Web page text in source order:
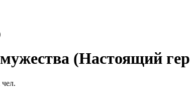
(Настоящий